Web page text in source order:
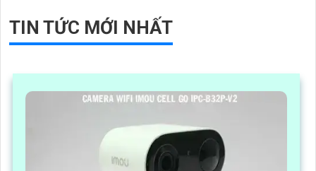
TIN TỨC MỚI NHẤT